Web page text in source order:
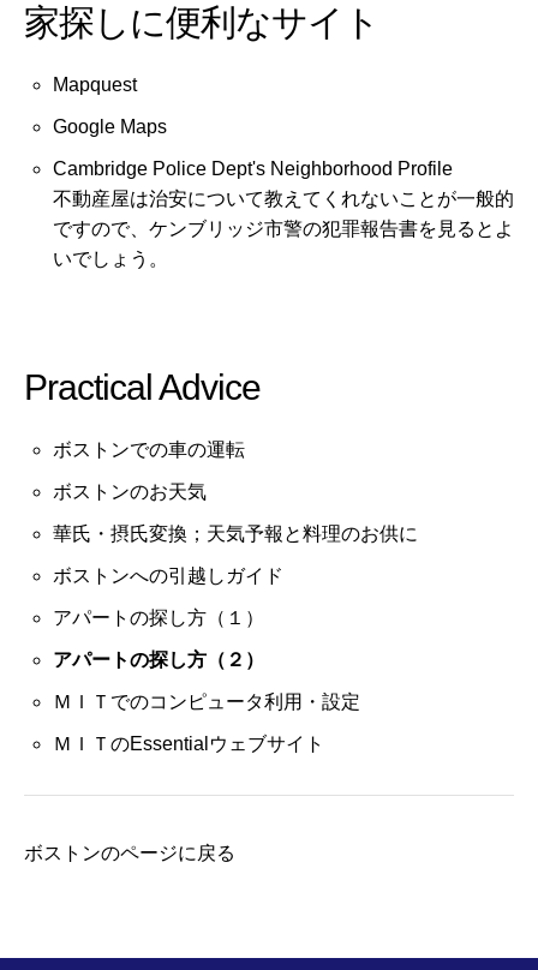
家探しに便利なサイト
Mapquest
Google Maps
Cambridge Police Dept's Neighborhood Profile
不動産屋は治安について教えてくれないことが一般的
ですので、ケンブリッジ市警の犯罪報告書を見るとよ
いでしょう。
Practical Advice
ボストンでの車の運転
ボストンのお天気
華氏・摂氏変換；天気予報と料理のお供に
ボストンへの引越しガイド
アパートの探し方（１）
アパートの探し方（２）
ＭＩＴでのコンピュータ利用・設定
ＭＩＴのEssentialウェブサイト
ボストンのページに戻る